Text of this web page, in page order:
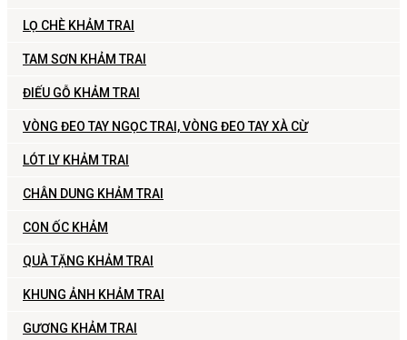
LỌ CHÈ KHẢM TRAI
TAM SƠN KHẢM TRAI
ĐIẾU GỖ KHẢM TRAI
VÒNG ĐEO TAY NGỌC TRAI, VÒNG ĐEO TAY XÀ CỪ
LÓT LY KHẢM TRAI
CHÂN DUNG KHẢM TRAI
CON ỐC KHẢM
QUÀ TẶNG KHẢM TRAI
KHUNG ẢNH KHẢM TRAI
GƯƠNG KHẢM TRAI